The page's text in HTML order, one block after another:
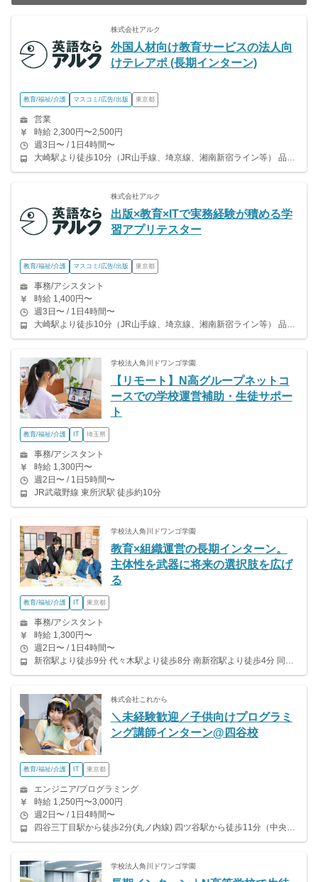
株式会社アルク
外国人材向け教育サービスの法人向
けテレアポ (長期インターン)
教育/福祉/介護 マスコミ/広告/出版 東京都
営業
時給 2,300円〜2,500円
週3日〜 / 1日4時間〜
大崎駅より徒歩10分（JR山手線、埼京線、湘南新宿ライン等） 品川駅より徒歩12分（JR山手線、京浜東北線、東海道線、横須賀線等） 五反田駅より徒歩12分（JR山手線・都営浅草線・東急池上線）
株式会社アルク
出版×教育×ITで実務経験が積める学
習アプリテスター
教育/福祉/介護 マスコミ/広告/出版 東京都
事務/アシスタント
時給 1,400円〜
週3日〜 / 1日4時間〜
大崎駅より徒歩10分（JR山手線、埼京線、湘南新宿ライン等） 品川駅より徒歩12分（JR山手線、京浜東北線、東海道線、横須賀線等） 五反田駅より徒歩12分（JR山手線・都営浅草線・東急池上線）
学校法人角川ドワンゴ学園
【リモート】N高グループネットコ
ースでの学校運営補助・生徒サポー
ト
教育/福祉/介護 IT 埼玉県
事務/アシスタント
時給 1,300円〜
週2日〜 / 1日5時間〜
JR武蔵野線 東所沢駅 徒歩約10分
学校法人角川ドワンゴ学園
教育×組織運営の長期インターン。
主体性を武器に将来の選択肢を広げ
る
教育/福祉/介護 IT 東京都
事務/アシスタント
時給 1,300円〜
週2日〜 / 1日4時間〜
新宿駅より徒歩9分 代々木駅より徒歩8分 南新宿駅より徒歩4分 同エリア内の他キャンパスでの勤務も可能です！ （御茶ノ水、秋葉原、晴海、東陽町、錦糸町駅北口）
株式会社これから
＼未経験歓迎／子供向けプログラミ
ング講師インターン@四谷校
教育/福祉/介護 IT 東京都
エンジニア/プログラミング
時給 1,250円〜3,000円
週2日〜 / 1日4時間〜
四谷三丁目駅から徒歩2分(丸ノ内線) 四ツ谷駅から徒歩11分（中央線、総武線、丸ノ内線、南北線） 曙橋駅から徒歩10分(都営新宿線) 信濃町駅から徒歩12分(JR総武線)
学校法人角川ドワンゴ学園